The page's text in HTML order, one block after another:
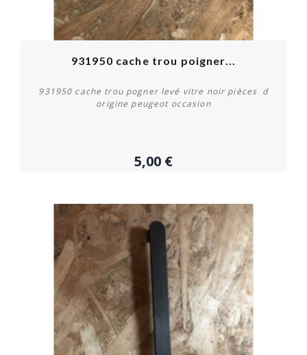
Acheter
931950 cache trou poigner...
931950 cache trou pogner levé vitre noir pièces d
origine peugeot occasion
5,00 €